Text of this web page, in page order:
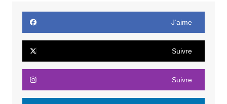
J’aime
Suivre
Suivre